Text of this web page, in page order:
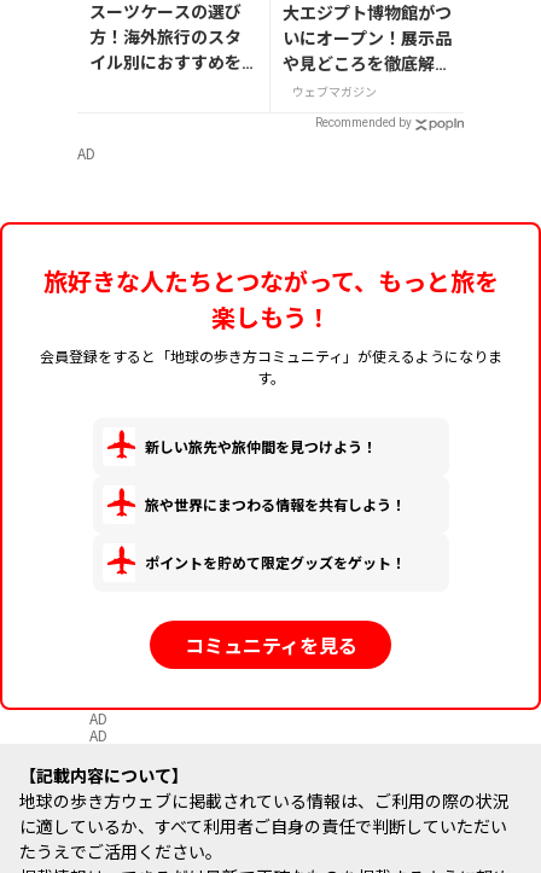
スーツケースの選び
方！海外旅行のスタ
イル別におすすめを
大エジプト博物館がつ
いにオープン！展示品
や見どころを徹底解説
【今旅2026】
ウェブマガジン
Recommended by
AD
旅好きな人たちとつながって、もっと旅を
楽しもう！
会員登録をすると「地球の歩き方コミュニティ」が使えるようになりま
す。
新しい旅先や旅仲間を見つけよう！
旅や世界にまつわる情報を共有しよう！
ポイントを貯めて限定グッズをゲット！
コミュニティを見る
AD
AD
記載内容について
地球の歩き方ウェブに掲載されている情報は、ご利用の際の状況
に適しているか、すべて利用者ご自身の責任で判断していただい
たうえでご活用ください。